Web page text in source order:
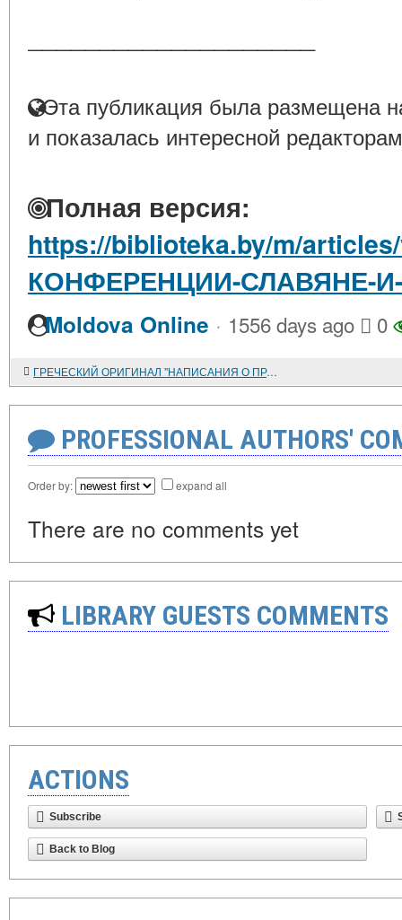
Эта публикация была размещена
и показалась интересной
Полная версия:
https://biblioteka.by/m/
КОНФЕРЕНЦИИ-СЛАВЯНЕ-
Moldova Online · 1556 days ago 0
ГРЕЧЕСКИЙ ОРИГИНАЛ "НАПИСАНИЯ О ПРАВОЙ ВЕРЕ" КОНСТАНТИНА ФИЛОСОФА: СТРУКТУРНАЯ ОРГАНИЗАЦИЯ И ПОЛЕМИЧЕСКИЕ ЗАДАЧИ
PROFESSIONAL AUTHORS'
Order by: expand all
There are no comments yet
LIBRARY GUESTS COMMENTS
ACTIONS
Subscribe
Back to Blog